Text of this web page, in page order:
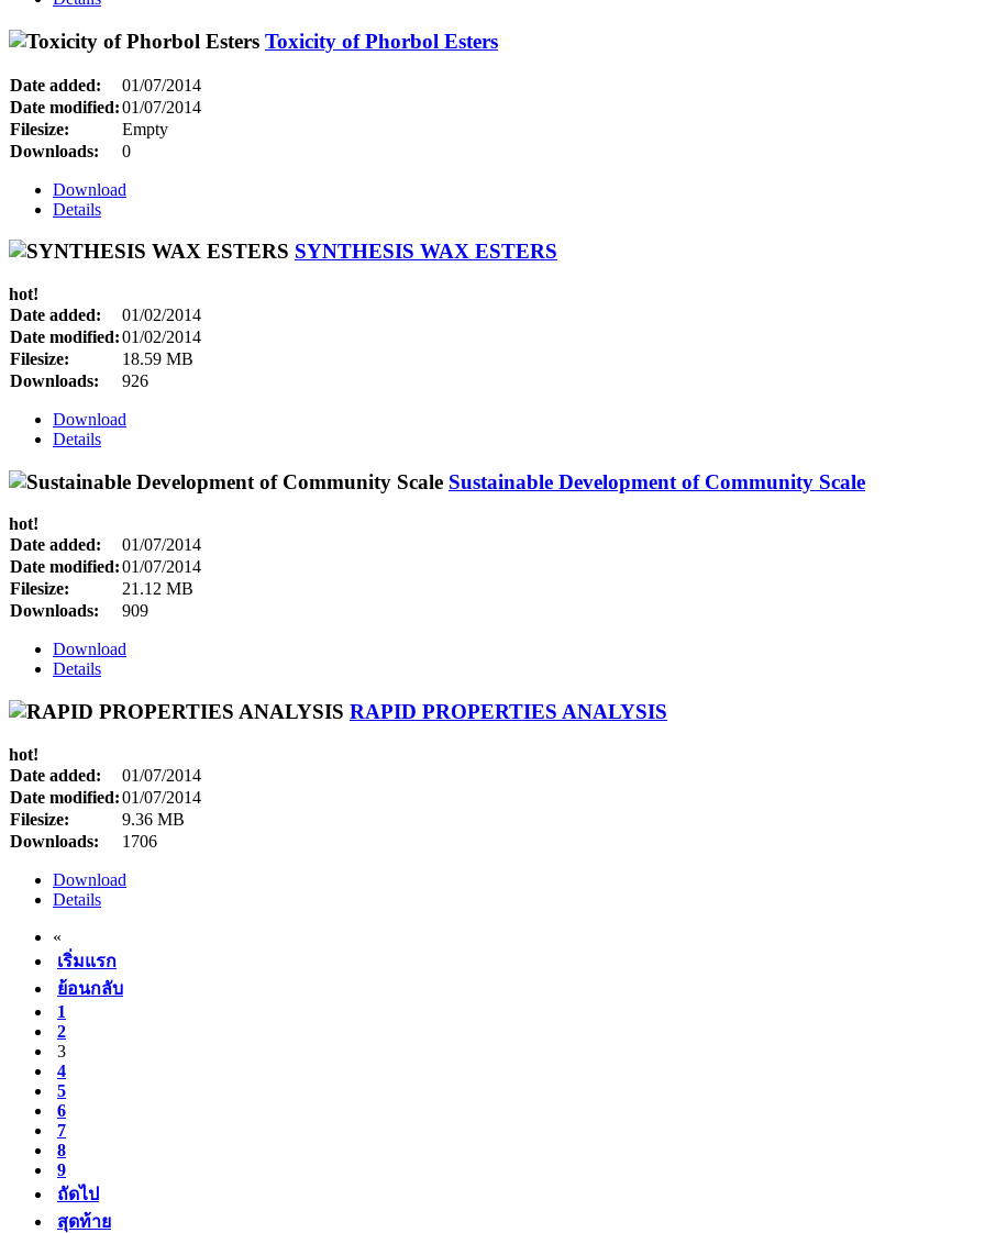
Toxicity of Phorbol Esters
Date added:
01/07/2014
Date modified:01/07/2014
Filesize:
Empty
Downloads:
0
Download
Details
SYNTHESIS WAX ESTERS
hot!
Date added:
01/02/2014
Date modified:01/02/2014
Filesize:
18.59 MB
Downloads:
926
Download
Details
Sustainable Development of Community Scale
hot!
Date added:
01/07/2014
Date modified:01/07/2014
Filesize:
21.12 MB
Downloads:
909
Download
Details
RAPID PROPERTIES ANALYSIS
hot!
Date added:
01/07/2014
Date modified:01/07/2014
Filesize:
9.36 MB
Downloads:
1706
Download
Details
«
เริ่มแรก
ย้อนกลับ
1
2
3
4
5
6
7
8
9
ถัดไป
สุดท้าย